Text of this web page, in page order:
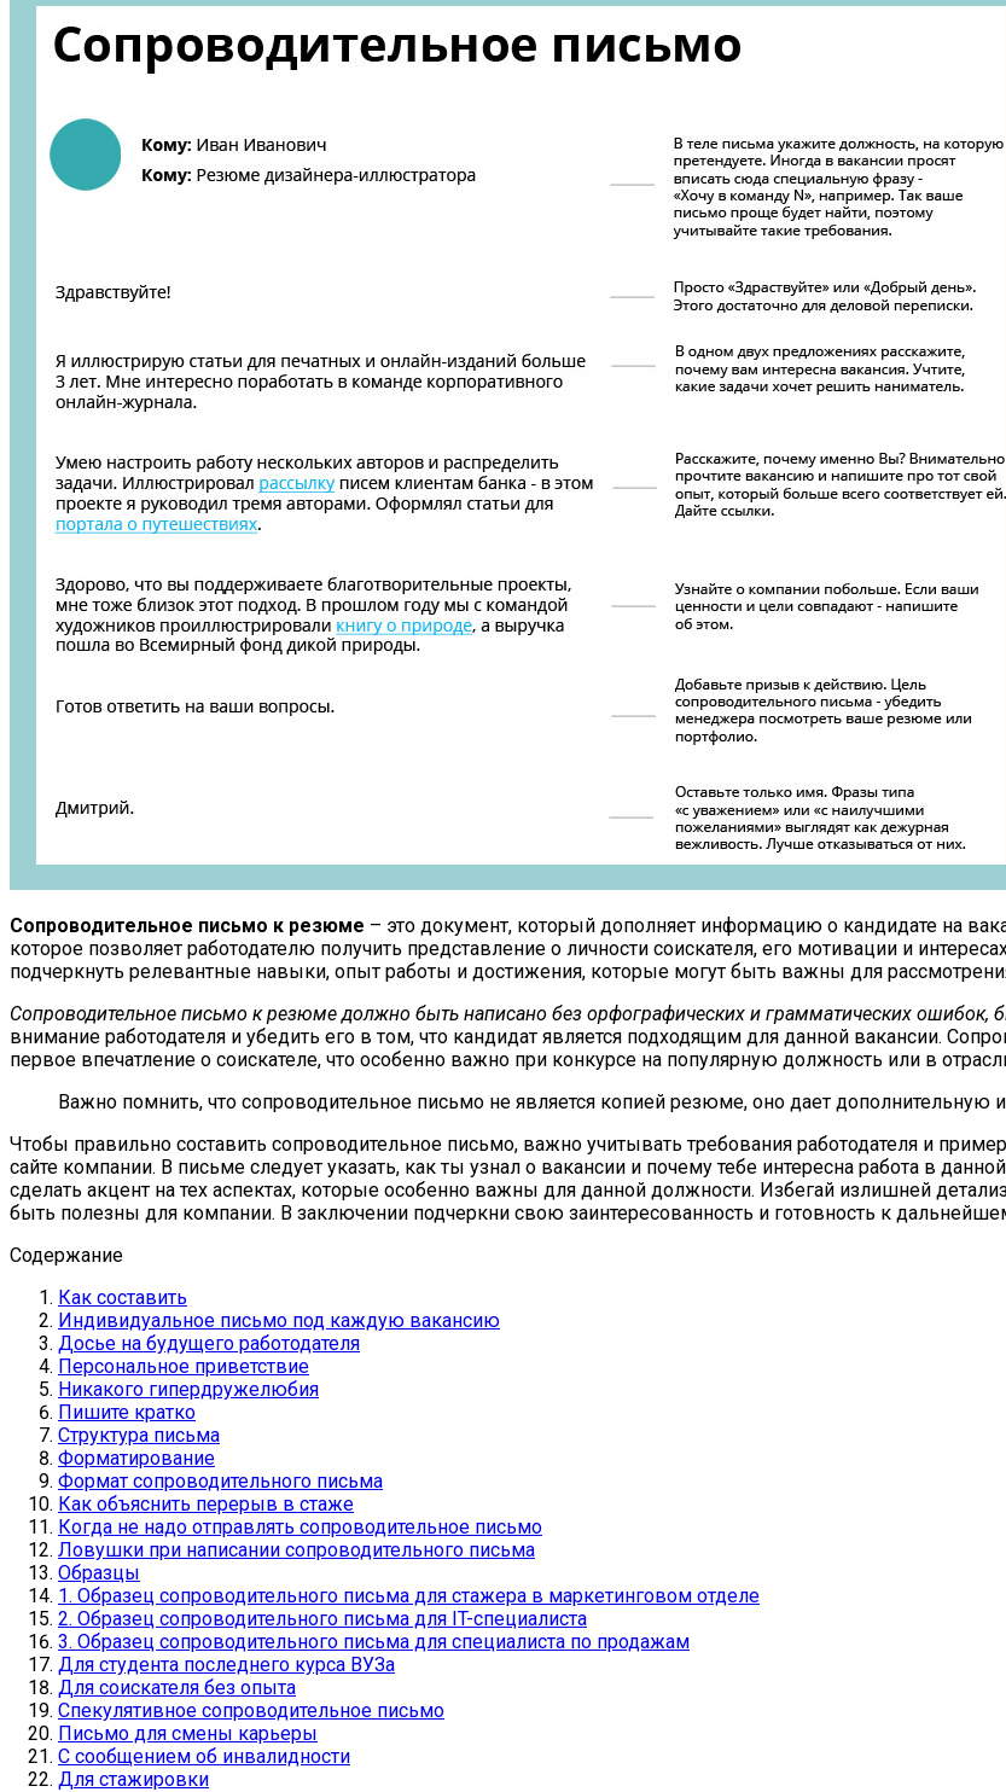
Сопроводительное письмо к резюме – это документ, который дополняет информацию о кандидате на
которое позволяет работодателю получить представление о личности соискателя, его мотивации и
подчеркнуть релевантные навыки, опыт работы и достижения, которые могут быть важны для
Сопроводительное письмо к резюме должно быть написано без орфографических и грамматических ошибок,
внимание работодателя и убедить его в том, что кандидат является подходящим для данной вакансии.
первое впечатление о соискателе, что особенно важно при конкурсе на популярную должность или в
Важно помнить, что сопроводительное письмо не является копией резюме, оно дает
Чтобы правильно составить сопроводительное письмо, важно учитывать требования работодателя и
сайте компании. В письме следует указать, как ты узнал о вакансии и почему тебе интересна работа в
сделать акцент на тех аспектах, которые особенно важны для данной должности. Избегай излишней
быть полезны для компании. В заключении подчеркни свою заинтересованность и готовность к
Содержание
Как составить
Индивидуальное письмо под каждую вакансию
Досье на будущего работодателя
Персональное приветствие
Никакого гипердружелюбия
Пишите кратко
Структура письма
Форматирование
Формат сопроводительного письма
Как объяснить перерыв в стаже
Когда не надо отправлять сопроводительное письмо
Ловушки при написании сопроводительного письма
Образцы
1. Образец сопроводительного письма для стажера в маркетинговом отделе
2. Образец сопроводительного письма для IT-специалиста
3. Образец сопроводительного письма для специалиста по продажам
Для студента последнего курса ВУЗа
Для соискателя без опыта
Спекулятивное сопроводительное письмо
Письмо для смены карьеры
С сообщением об инвалидности
Для стажировки